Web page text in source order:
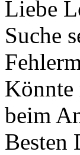
Liebe
Suche
Könnte
beim
Besten